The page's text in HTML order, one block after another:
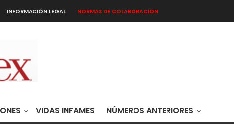
INFORMACIÓN LEGAL NORMAS DE COLABORACIÓN
VIDAS INFAMES NÚMEROS ANTERIORES